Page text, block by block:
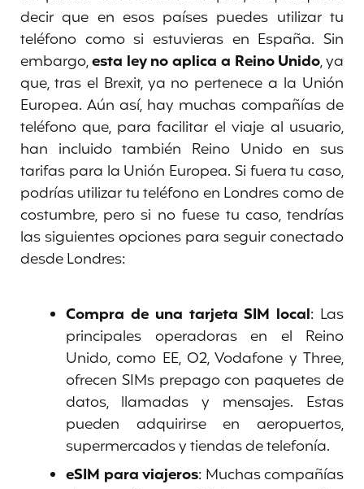
decir que en esos países puedes utilizar tu
teléfono como si estuvieras en España. Sin
embargo,esta ley no aplica a Reino Unido, ya
que, tras el Brexit, ya no pertenece a la Unión
Europea. Aún así, hay muchas compañías de
teléfono que, para facilitar el viaje al usuario,
han incluido también Reino Unido en sus
tarifas para la Unión Europea. Si fuera tu caso,
podrías utilizar tu teléfono en Londres como de
costumbre, pero si no fuese tu caso, tendrías
las siguientes opciones para seguir conectado
desde Londres:
Compra de una tarjeta SIM local: Las
principales operadoras en el Reino
Unido, como EE, O2, Vodafone y Three,
ofrecen SIMs prepago con paquetes de
datos, llamadas y mensajes. Estas
pueden adquirirse en aeropuertos,
supermercados y tiendas de telefonía.
eSIM para viajeros: Muchas compañías